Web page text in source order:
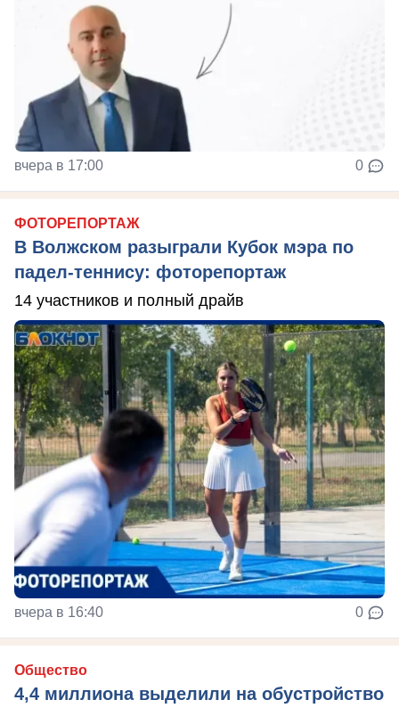
вчера в 17:00 0
ФОТОРЕПОРТАЖ
В Волжском разыграли Кубок мэра по
падел-теннису: фоторепортаж
14 участников и полный драйв
вчера в 16:40 0
Общество
4,4 миллиона выделили на обустройство